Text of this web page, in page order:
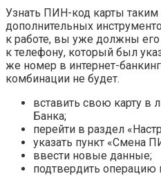
Узнать ПИН-код карты таким
дополнительных
к работе, вы уже должны его
к телефону, который был
же номер в интернет-
комбинации не будет.
вставить свою карту в
Банка;
перейти в раздел
указать пункт «Смена
ввести новые данные;
подтвердить операцию